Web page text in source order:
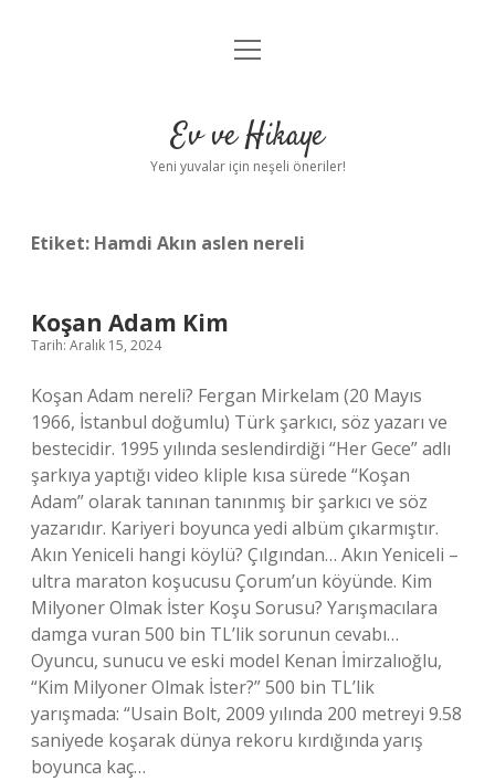
Anasayfa
Yasal Uyarı
menüyü
Ev ve Hikaye
Yeni yuvalar için neşeli öneriler!
Etiket: Hamdi Akın aslen nereli
Koşan Adam Kim
Tarih: Aralık 15, 2024
Koşan Adam nereli? Fergan Mirkelam (20 Mayıs
1966, İstanbul doğumlu) Türk şarkıcı, söz yazarı ve
bestecidir. 1995 yılında seslendirdiği “Her Gece” adlı
şarkıya yaptığı video kliple kısa sürede “Koşan
Adam” olarak tanınan tanınmış bir şarkıcı ve söz
yazarıdır. Kariyeri boyunca yedi albüm çıkarmıştır.
Akın Yeniceli hangi köylü? Çılgından… Akın Yeniceli –
ultra maraton koşucusu Çorum’un köyünde. Kim
Milyoner Olmak İster Koşu Sorusu? Yarışmacılara
damga vuran 500 bin TL’lik sorunun cevabı…
Oyuncu, sunucu ve eski model Kenan İmirzalıoğlu,
“Kim Milyoner Olmak İster?” 500 bin TL’lik
yarışmada: “Usain Bolt, 2009 yılında 200 metreyi 9.58
saniyede koşarak dünya rekoru kırdığında yarış
boyunca kaç…